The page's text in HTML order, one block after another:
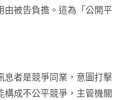
由被告負擔。這為「公開平
息者是競爭同業，意圖打擊
成不公平競爭，主管機關